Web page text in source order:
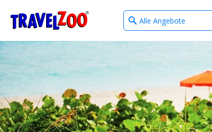
Travelzoo
What
type